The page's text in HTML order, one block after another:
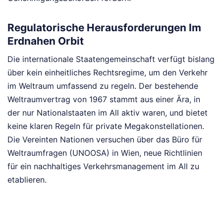
Regulatorische Herausforderungen Im
Erdnahen Orbit
Die internationale Staatengemeinschaft verfügt bislang
über kein einheitliches Rechtsregime, um den Verkehr
im Weltraum umfassend zu regeln. Der bestehende
Weltraumvertrag von 1967 stammt aus einer Ära, in
der nur Nationalstaaten im All aktiv waren, und bietet
keine klaren Regeln für private Megakonstellationen.
Die Vereinten Nationen versuchen über das Büro für
Weltraumfragen (UNOOSA) in Wien, neue Richtlinien
für ein nachhaltiges Verkehrsmanagement im All zu
etablieren.